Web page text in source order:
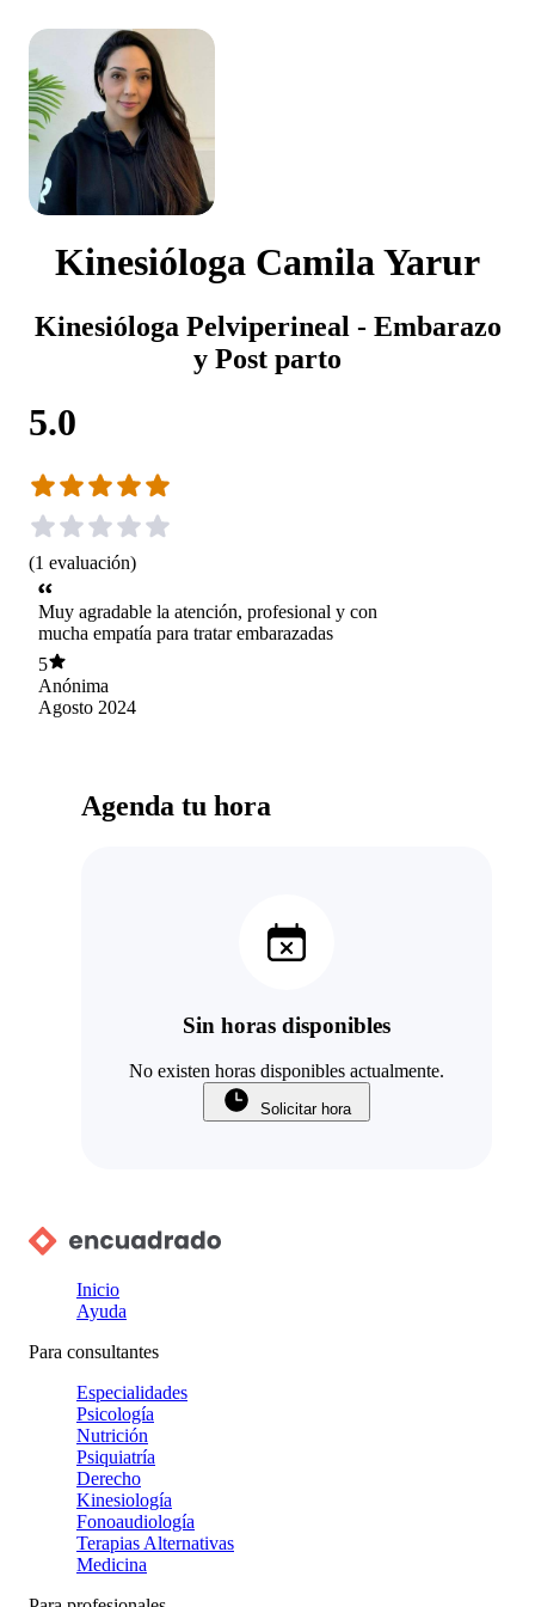
Kinesióloga Camila Yarur
Kinesióloga Pelviperineal - Embarazo
y Post parto
5.0
(1 evaluación)
Muy agradable la atención, profesional y con
mucha empatía para tratar embarazadas
5
Anónima
Agosto 2024
Agenda tu hora
Sin horas disponibles
No existen horas disponibles actualmente.
Solicitar hora
Inicio
Ayuda
Para consultantes
Especialidades
Psicología
Nutrición
Psiquiatría
Derecho
Kinesiología
Fonoaudiología
Terapias Alternativas
Medicina